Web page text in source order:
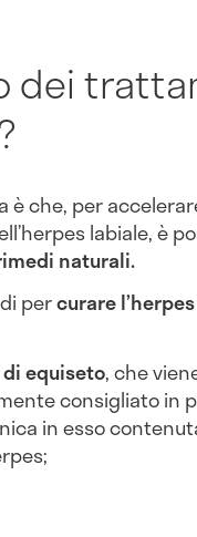
dei
è che, per
labiale, è
naturali.
percurare
equiseto, che
consigliato in
in esso